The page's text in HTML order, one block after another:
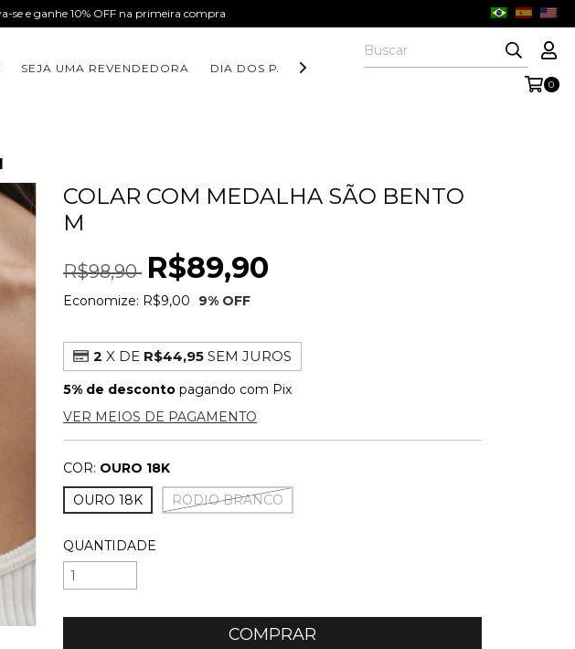
se e ganhe 10% OFF na primeira compra
SEJA UMA REVENDEDORA DIA DOS PAIS COLEÇÃO AURORA COLEÇÃO FORM
0
COLAR COM MEDALHA SÃO BENTO
M
R$98,90 R$89,90
Economize: R$9,00 9% OFF
2 X DE R$44,95 SEM JUROS
5% de desconto pagando com Pix
VER MEIOS DE PAGAMENTO
COR: OURO 18K
OURO 18K
RODIO BRANCO
QUANTIDADE